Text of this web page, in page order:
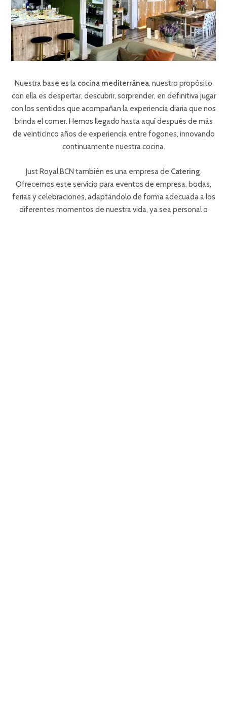
Nuestra base es la cocina mediterránea, nuestro propósito
con ella es despertar, descubrir, sorprender, en definitiva jugar
con los sentidos que acompañan la experiencia diaria que nos
brinda el comer. Hemos llegado hasta aquí después de más
de veinticinco años de experiencia entre fogones, innovando
continuamente nuestra cocina.
Just Royal BCN también es una empresa de Catering.
Ofrecemos este servicio para eventos de empresa, bodas,
ferias y celebraciones, adaptándolo de forma adecuada a los
diferentes momentos de nuestra vida, ya sea personal o